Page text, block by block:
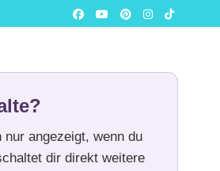
angezeigt, wenn du
dir direkt weitere